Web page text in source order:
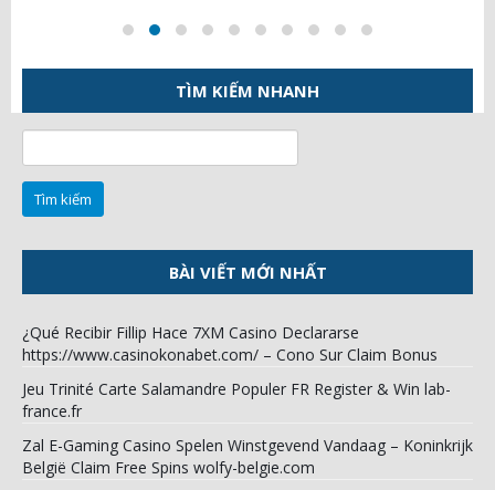
https://www.casinokonabet.com/ – Cono Sur Claim Bonus
Jeu Trinité Carte Salamandre Populer FR Register & Win lab-
Zal E-Gaming Casino Spelen Winstgevend Vandaag – Koninkrijk
België Claim Free Spins wolfy-belgie.com
What Customer Accompaniment Options Exercise Pera57
https://www.betticasino.eu/
Pazar Szerencse Kaszinó Befizetés Nélküli Bónusz